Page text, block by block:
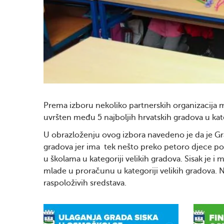
Prema izboru nekoliko partnerskih organizacija
uvršten među 5 najboljih hrvatskih gradova u
U obrazloženju ovog izbora navedeno je da je
gradova jer ima tek nešto preko petoro djece
u školama u kategoriji velikih gradova. Sisak je i
mlade u proračunu u kategoriji velikih gradova.
raspoloživih sredstava.